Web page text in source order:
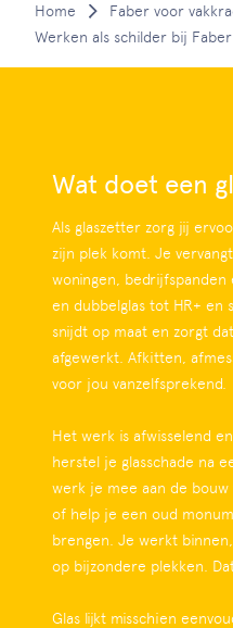
Faber voor
Werken als schilder bij Faber
Wat doet een
Als glaszetter zorg jij
zijn plek komt. Je
woningen,
en dubbelglas tot HR+ en
snijdt op maat en zorgt
afgewerkt. Afkitten,
voor jou vanzelfsprekend.
Het werk is afwisselend
herstel je glasschade na
werk je mee aan de
of help je een oud
brengen. Je werkt
op bijzondere plekken.
Glas lijkt misschien